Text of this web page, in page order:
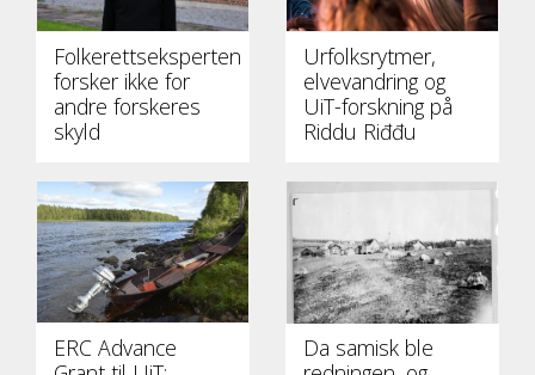
Folkerettseksperten
forsker ikke for
andre forskeres
skyld
Urfolksrytmer,
elvevandring og
UiT-forskning på
Riddu Riđđu
ERC Advance
Da samisk ble